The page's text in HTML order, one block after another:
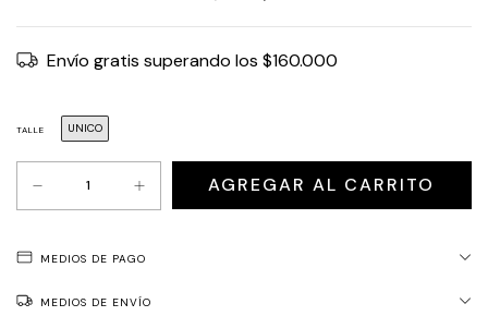
Envío gratis superando los $160.000
TALLE UNICO
MEDIOS DE PAGO
MEDIOS DE ENVÍO